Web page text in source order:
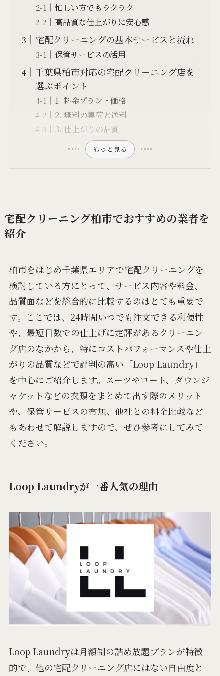
忙しい方でもラクラク
高品質な仕上がりに安心感
宅配クリーニングの基本サービスと流れ
保管サービスの活用
千葉県柏市対応の宅配クリーニング店を
選ぶポイント
1. 料金プラン・価格
2. 無料の集荷と送料
3. 仕上がりの品質
もっと見る
宅配クリーニング柏市でおすすめの業者を
紹介
柏市をはじめ千葉県エリアで宅配クリーニングを
検討している方にとって、サービス内容や料金、
品質面などを総合的に比較するのはとても重要で
す。ここでは、24時間いつでも注文できる利便性
や、最短日数での仕上げに定評があるクリーニン
グ店のなかから、特にコストパフォーマンスや仕上
がりの品質などで評判の高い「Loop Laundry」
を中心にご紹介します。スーツやコート、ダウンジ
ャケットなどの衣類をまとめて出す際のメリット
や、保管サービスの有無、他社との料金比較など
もあわせて解説しますので、ぜひ参考にしてみて
ください。
Loop Laundryが一番人気の理由
Loop Laundryは月額制の詰め放題プランが特徴
的で、他の宅配クリーニング店にはない自由度と